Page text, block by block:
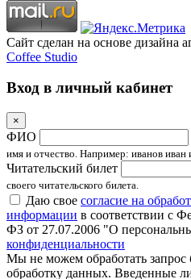
Сайт сделан на основе дизайна
Coffee Studio
Вход в личный кабинет
×
ФИО
имя и отчество. Например: иванов иван
Читательский билет
своего читательского билета.
Даю свое согласие на
информации в соответствии с
ФЗ от 27.07.2006 "О
конфиденциальности
Мы не можем обработать запрос
обработку данных. Введенные